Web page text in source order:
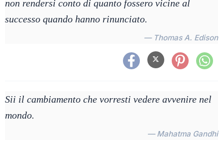
non rendersi conto di quanto fossero vicine al
successo quando hanno rinunciato.
— Thomas A. Edison
Sii il cambiamento che vorresti vedere avvenire nel
mondo.
— Mahatma Gandhi